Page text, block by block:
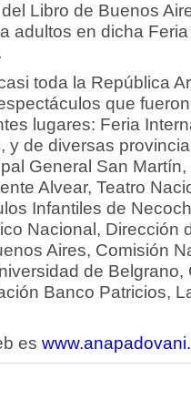
Libro de Buenos
adultos en dicha
toda la República
que
lugares: Feria
y de diversas
General San
Alvear, Teatro
Infantiles de
Nacional, Dirección
Aires, Comisión
de Belgrano,
Banco Patricios,
es